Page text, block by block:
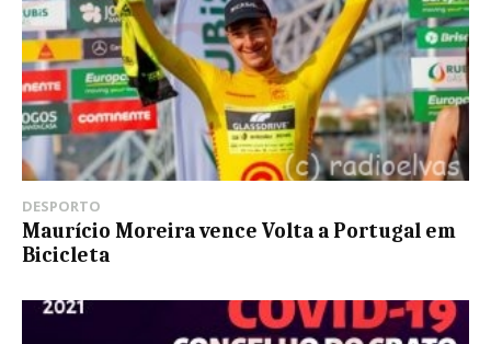
DESPORTO
Maurício Moreira vence Volta a Portugal em
Bicicleta